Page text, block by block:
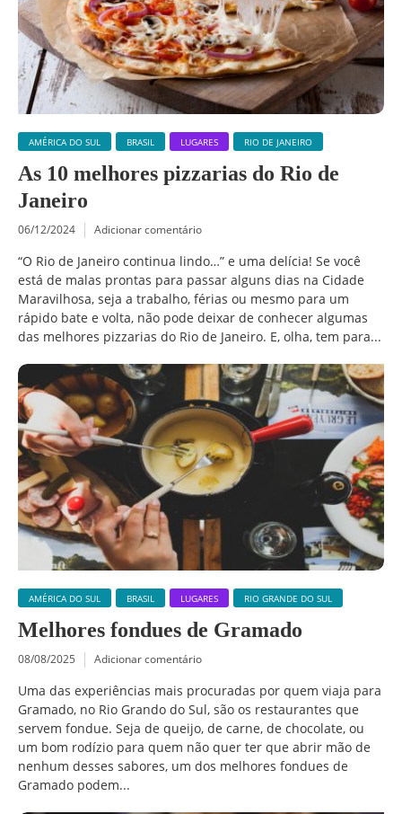
AMÉRICA DO SUL BRASIL LUGARES RIO DE JANEIRO
As 10 melhores pizzarias do Rio de
Janeiro
06/12/2024 Adicionar comentário
“O Rio de Janeiro continua lindo…” e uma delícia! Se você
está de malas prontas para passar alguns dias na Cidade
Maravilhosa, seja a trabalho, férias ou mesmo para um
rápido bate e volta, não pode deixar de conhecer algumas
das melhores pizzarias do Rio de Janeiro. E, olha, tem para...
AMÉRICA DO SUL BRASIL LUGARES RIO GRANDE DO SUL
Melhores fondues de Gramado
08/08/2025 Adicionar comentário
Uma das experiências mais procuradas por quem viaja para
Gramado, no Rio Grando do Sul, são os restaurantes que
servem fondue. Seja de queijo, de carne, de chocolate, ou
um bom rodízio para quem não quer ter que abrir mão de
nenhum desses sabores, um dos melhores fondues de
Gramado podem...